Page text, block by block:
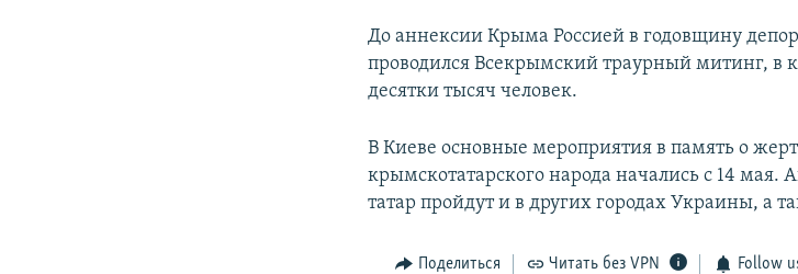
До аннексии Крыма Россией в годовщину
проводился Всекрымский траурный митинг, в
десятки тысяч человек.
В Киеве основные мероприятия в память о
крымскотатарского народа начались с 14
татар пройдут и в других городах Украины, а
Поделиться Читать без VPN Follow